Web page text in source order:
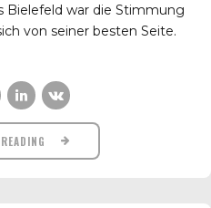
Bielefeld war die Stimmung
von seiner besten Seite.